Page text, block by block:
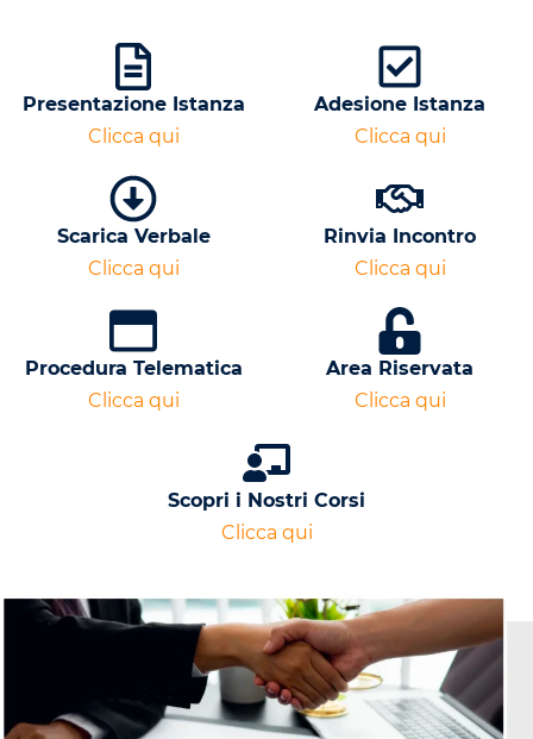
Presentazione Istanza
Clicca qui
Adesione Istanza
Clicca qui
Scarica Verbale
Clicca qui
Rinvia Incontro
Clicca qui
Procedura Telematica
Clicca qui
Area Riservata
Clicca qui
Scopri i Nostri Corsi
Clicca qui